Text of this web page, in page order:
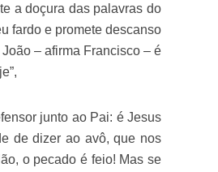
a doçura das palavras do
fardo e promete descanso
– afirma Francisco – é
junto ao Pai: é Jesus
de dizer ao avô, que nos
o pecado é feio! Mas se